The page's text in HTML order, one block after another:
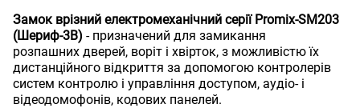
Замок врізний електромеханічний серії Promix-SM203
(Шериф-3В) - призначений для замикання
розпашних дверей, воріт і хвірток, з можливістю їх
дистанційного відкриття за допомогою контролерів
систем контролю і управління доступом, аудіо- і
відеодомофонів, кодових панелей.